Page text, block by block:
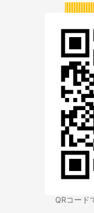
QRコード